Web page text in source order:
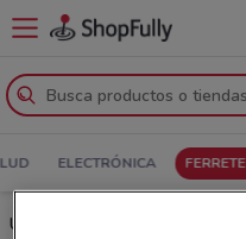
ELECTRÓNICA
Último folleto El gran tlapalero